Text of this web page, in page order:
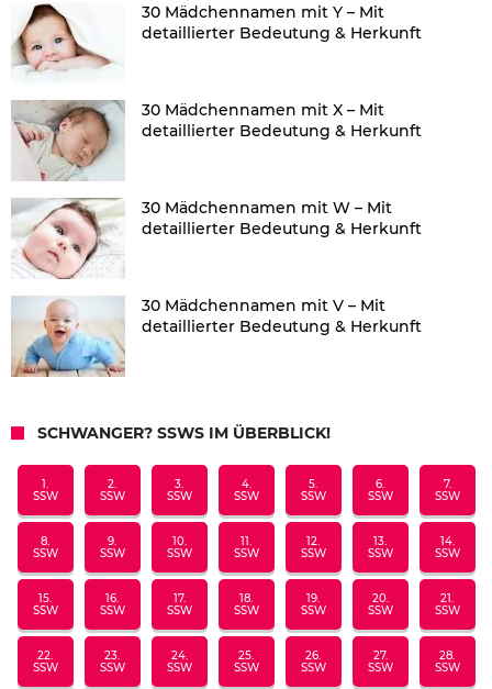
30 Mädchennamen mit Y – Mit
detaillierter Bedeutung & Herkunft
30 Mädchennamen mit X – Mit
detaillierter Bedeutung & Herkunft
30 Mädchennamen mit W – Mit
detaillierter Bedeutung & Herkunft
30 Mädchennamen mit V – Mit
detaillierter Bedeutung & Herkunft
SCHWANGER? SSWS IM ÜBERBLICK!
1.
SSW
2.
SSW
3.
SSW
4.
SSW
5.
SSW
6.
SSW
7.
SSW
8.
SSW
9.
SSW
10.
SSW
11.
SSW
12.
SSW
13.
SSW
14.
SSW
15.
SSW
16.
SSW
17.
SSW
18.
SSW
19.
SSW
20.
SSW
21.
SSW
22.
SSW
23.
SSW
24.
SSW
25.
SSW
26.
SSW
27.
SSW
28.
SSW